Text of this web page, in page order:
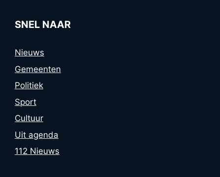
SNEL NAAR
Nieuws
Gemeenten
Politiek
Sport
Cultuur
Uit agenda
112 Nieuws